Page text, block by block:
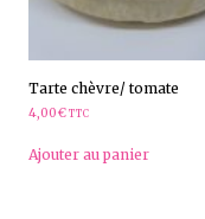
Tarte chèvre/ tomate
4,00€ TTC
Ajouter au panier